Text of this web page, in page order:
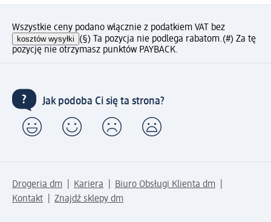
Wszystkie ceny podano włącznie z podatkiem VAT bez
kosztów wysyłki (§) Ta pozycja nie podlega rabatom.(#) Za tę
pozycję nie otrzymasz punktów PAYBACK.
Jak podoba Ci się ta strona?
Drogeria dm Kariera
Biuro Obsługi Klienta dm
Kontakt
Znajdź sklepy dm